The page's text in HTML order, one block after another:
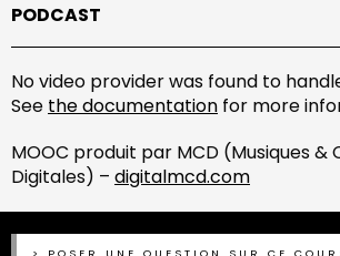
PODCAST
No video provider was found to
See the documentation for more
MOOC produit par MCD (Musiques &
Digitales) – digitalmcd.com
POSER UNE QUESTION SUR CE